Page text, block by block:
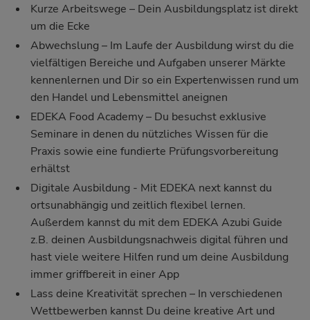
Kurze Arbeitswege – Dein Ausbildungsplatz ist direkt
um die Ecke
Abwechslung – Im Laufe der Ausbildung wirst du die
vielfältigen Bereiche und Aufgaben unserer Märkte
kennenlernen und Dir so ein Expertenwissen rund um
den Handel und Lebensmittel aneignen
EDEKA Food Academy– Du besuchst exklusive
Seminare in denen du nützliches Wissen für die
Praxis sowie eine fundierte Prüfungsvorbereitung
erhältst
Digitale Ausbildung - Mit EDEKA next kannst du
ortsunabhängig und zeitlich flexibel lernen.
Außerdem kannst du mit dem EDEKA Azubi Guide
z.B. deinen Ausbildungsnachweis digital führen und
hast viele weitere Hilfen rund um deine Ausbildung
immer griffbereit in einer App
Lass deine Kreativität sprechen – In verschiedenen
Wettbewerben kannst Du deine kreative Art und